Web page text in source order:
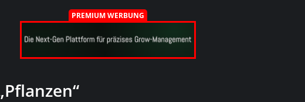
PREMIUM WERBUNG